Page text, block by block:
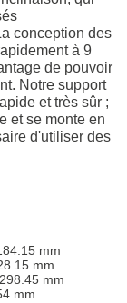
conception des
à 9
de pouvoir
Notre support
et très sûr ;
et se monte en
d'utiliser des
mm
mm
mm
mm